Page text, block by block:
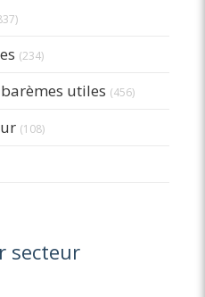
(234)
utiles (456)
(108)
secteur